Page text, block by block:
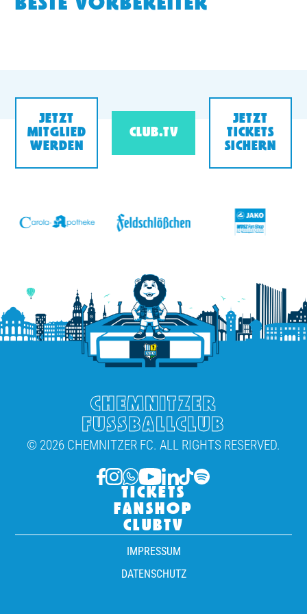
BESTE VORBEREITER
JETZT
MITGLIED
WERDEN
CLUB.TV
JETZT
TICKETS
SICHERN
CHEMNITZER
FUSSBALLCLUB
© 2026 CHEMNITZER FC. ALL RIGHTS RESERVED.
TICKETS
FANSHOP
CLUBTV
IMPRESSUM
DATENSCHUTZ